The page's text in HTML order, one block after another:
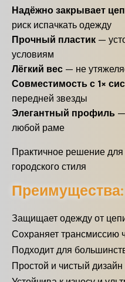
Надёжно закрывает
риск испачкать одежду
Прочный пластик —
условиям
Лёгкий вес — не
Совместимость с 1×
передней звезды
Элегантный профиль
любой раме
Практичное решение
городского стиля
Преимущества:
Защищает одежду от
Сохраняет трансмиссию
Подходит для
Простой и чистый дизайн